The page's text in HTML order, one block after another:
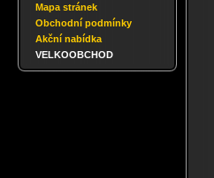
Mapa stránek
Obchodní podmínky
Akční nabídka
VELKOOBCHOD